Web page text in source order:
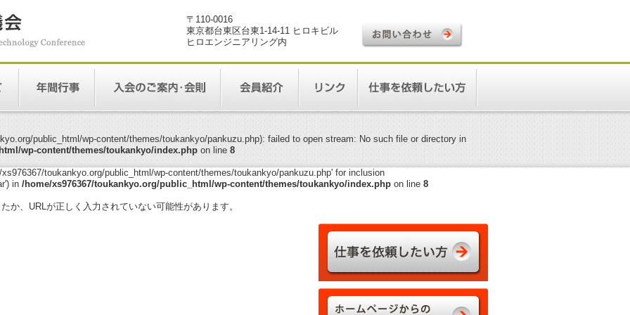
〒110-0016
東京都台東区台東1-14-11 ヒロキビル
ヒロエンジニアリング内
public_html/wp-content/themes/toukankyo/pankuzu.php): failed to open stream: No such file or directory in
wp-content/themes/toukankyo/index.phpon line8
toukankyo.org/public_html/wp-content/themes/toukankyo/pankuzu.php' for inclusion
in /home/xs976367/toukankyo.org/public_html/wp-content/themes/toukankyo/index.phpon line 8
か、URLが正しく入力されていない可能性があります。